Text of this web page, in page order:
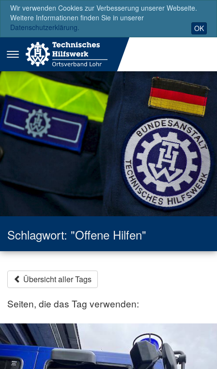
Wir verwenden Cookies zur Verbesserung unserer Webseite.
Weitere Informationen finden Sie in unserer
Datenschutzerklärung.
OK
Menü
ausklappen
Schlagwort: "Offene Hilfen"
Übersicht aller Tags
Seiten, die das Tag verwenden: